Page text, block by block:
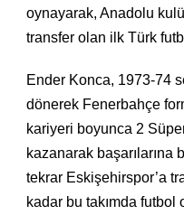
oynayarak, Anadolu
transfer olan ilk Türk
Ender Konca, 1973-74
dönerek Fenerbahçe
kariyeri boyunca 2
kazanarak başarılarına
tekrar Eskişehirspor’a
kadar bu takımda futbol